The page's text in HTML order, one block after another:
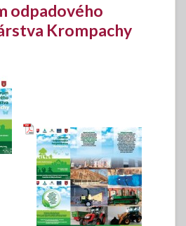
odpadového
Krompachy